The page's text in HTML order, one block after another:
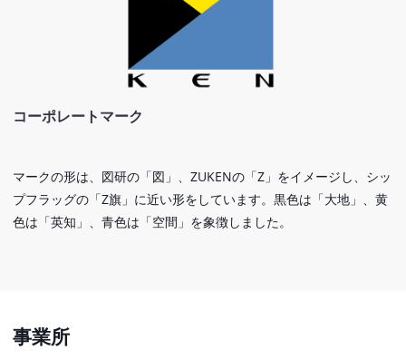
コーポレートマーク
マークの形は、図研の「図」、ZUKENの「Z」をイメージし、シッ
プフラッグの「Z旗」に近い形をしています。黒色は「大地」、黄
色は「英知」、青色は「空間」を象徴しました。
事業所